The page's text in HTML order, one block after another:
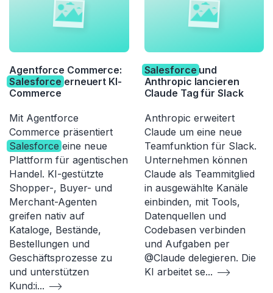
Agentforce Commerce:
Salesforce erneuert KI-
Commerce
Mit Agentforce
Commerce präsentiert
Salesforce eine neue
Plattform für agentischen
Handel. KI-gestützte
Shopper-, Buyer- und
Merchant-Agenten
greifen nativ auf
Kataloge, Bestände,
Bestellungen und
Geschäftsprozesse zu
und unterstützen
Kund:i...
Salesforce und
Anthropic lancieren
Claude Tag für Slack
Anthropic erweitert
Claude um eine neue
Teamfunktion für Slack.
Unternehmen können
Claude als Teammitglied
in ausgewählte Kanäle
einbinden, mit Tools,
Datenquellen und
Codebasen verbinden
und Aufgaben per
@Claude delegieren. Die
KI arbeitet se...